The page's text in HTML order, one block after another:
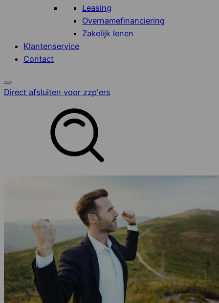
Leasing
Overnamefinanciering
Zakelijk lenen
Klantenservice
Contact
Direct afsluiten voor zzp'ers